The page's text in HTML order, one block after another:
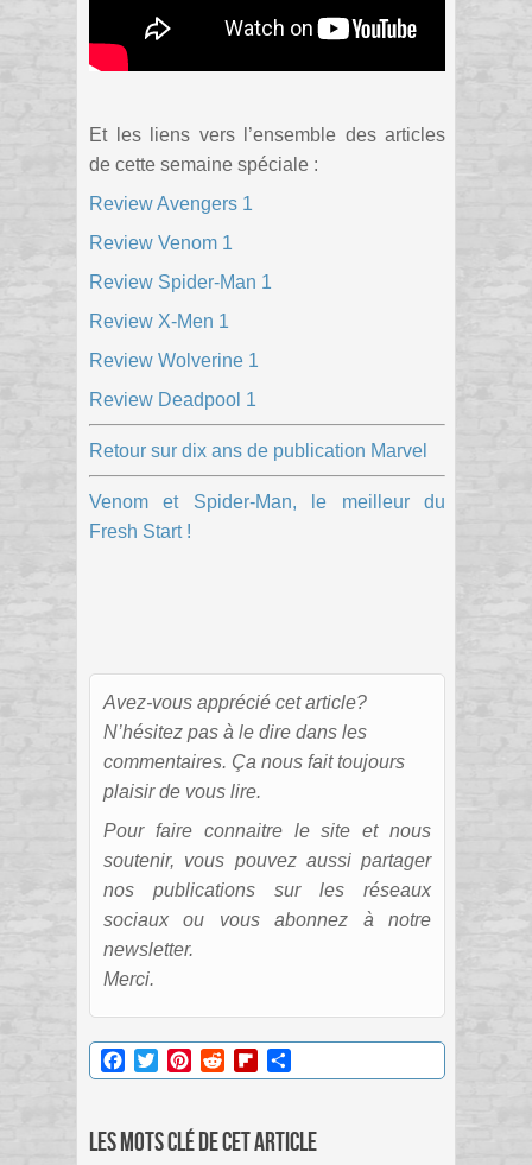
Et les liens vers l’ensemble des articles
de cette semaine spéciale :
Review Avengers 1
Review Venom 1
Review Spider-Man 1
Review X-Men 1
Review Wolverine 1
Review Deadpool 1
Retour sur dix ans de publication Marvel
Venom et Spider-Man, le meilleur du
Fresh Start !
Avez-vous apprécié cet article?
N’hésitez pas à le dire dans les
commentaires. Ça nous fait toujours
plaisir de vous lire.
Pour faire connaitre le site et nous
soutenir, vous pouvez aussi partager
nos publications sur les réseaux
sociaux ou vous abonnez à notre
newsletter.
Merci.
Facebook
TwitterPinterestRedditFlipboard
Les mots clé de cet article